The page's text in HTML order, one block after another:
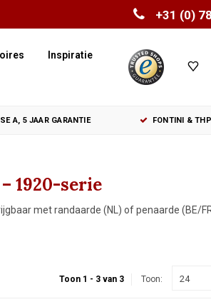
+31 (0)
Inspiratie
A, 5 JAAR GARANTIE FONTINI &
1920-serie
met randaarde (NL) of penaarde (BE/
Toon 1 - 3 van 3 Toon: 24